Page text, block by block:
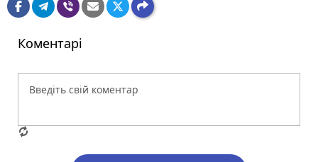
Коментарі